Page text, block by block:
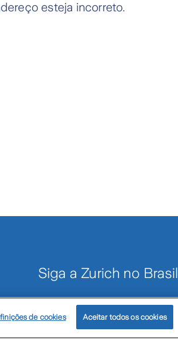
esteja incorreto.
Siga a Zurich no Brasil
de cookies Aceitar todos os cookies